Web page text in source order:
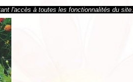
l'accès à toutes les fonctionnalités du site.